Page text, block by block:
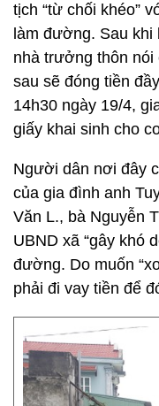
tịch “từ chối khéo”
làm đường. Sau khi
nhà trưởng thôn nói
sau sẽ đóng tiền
14h30 ngày 19/4,
giấy khai sinh cho
Người dân nơi đây
của gia đình anh
Văn L., bà Nguyễn
UBND xã “gây khó
đường. Do muốn
phải đi vay tiền để